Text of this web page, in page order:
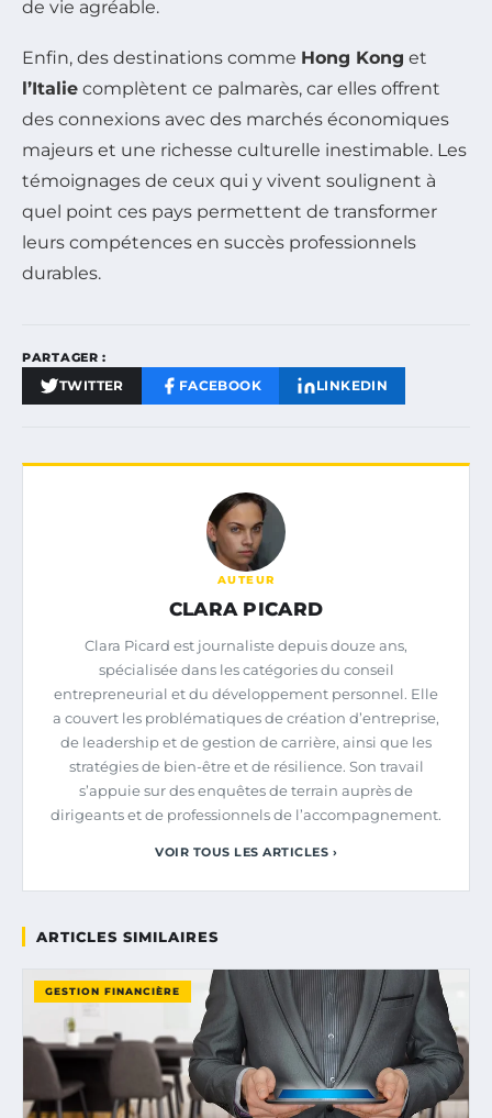
de vie agréable.
Enfin, des destinations comme Hong Kong et
l’Italie complètent ce palmarès, car elles offrent
des connexions avec des marchés économiques
majeurs et une richesse culturelle inestimable. Les
témoignages de ceux qui y vivent soulignent à
quel point ces pays permettent de transformer
leurs compétences en succès professionnels
durables.
PARTAGER :
TWITTER FACEBOOK LINKEDIN
AUTEUR
CLARA PICARD
Clara Picard est journaliste depuis douze ans,
spécialisée dans les catégories du conseil
entrepreneurial et du développement personnel. Elle
a couvert les problématiques de création d’entreprise,
de leadership et de gestion de carrière, ainsi que les
stratégies de bien-être et de résilience. Son travail
s’appuie sur des enquêtes de terrain auprès de
dirigeants et de professionnels de l’accompagnement.
VOIR TOUS LES ARTICLES ›
ARTICLES SIMILAIRES
GESTION FINANCIÈRE